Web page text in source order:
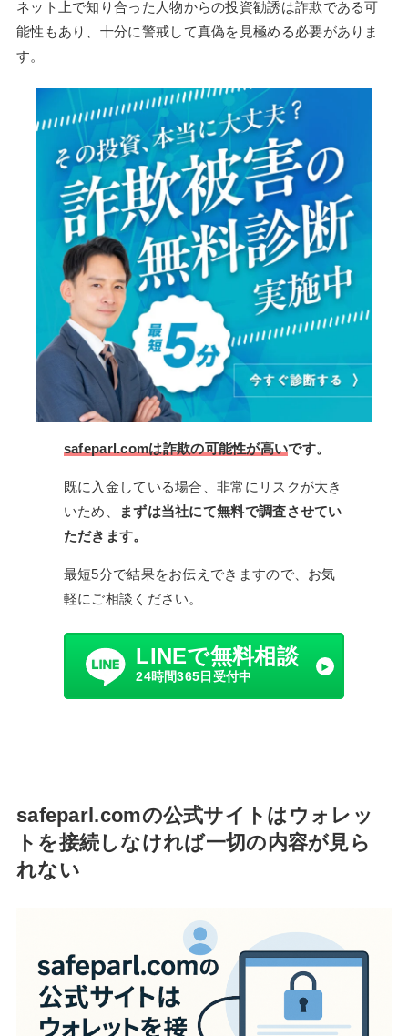
ネット上で知り合った人物からの投資勧誘は詐欺である可
能性もあり、十分に警戒して真偽を見極める必要がありま
す。
safeparl.comは詐欺の可能性が高いです。
既に入金している場合、非常にリスクが大き
いため、
まずは当社にて無料で調査させてい
ただきます。
最短5分で結果をお伝えできますので、お気
軽にご相談ください。
LINEで無料相談
24時間365日受付中
safeparl.comの公式サイトはウォレッ
トを接続しなければ一切の内容が見ら
れない